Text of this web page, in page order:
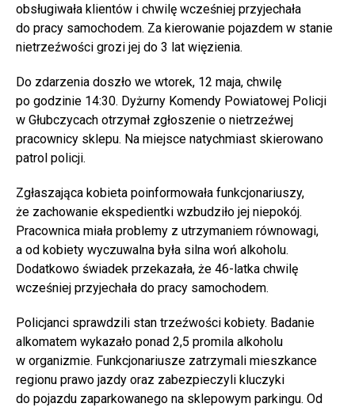
obsługiwała klientów i chwilę wcześniej przyjechała
do pracy samochodem. Za kierowanie pojazdem w stanie
nietrzeźwości grozi jej do 3 lat więzienia.
Do zdarzenia doszło we wtorek, 12 maja, chwilę
po godzinie 14:30. Dyżurny Komendy Powiatowej Policji
w Głubczycach otrzymał zgłoszenie o nietrzeźwej
pracownicy sklepu. Na miejsce natychmiast skierowano
patrol policji.
Zgłaszająca kobieta poinformowała funkcjonariuszy,
że zachowanie ekspedientki wzbudziło jej niepokój.
Pracownica miała problemy z utrzymaniem równowagi,
a od kobiety wyczuwalna była silna woń alkoholu.
Dodatkowo świadek przekazała, że 46-latka chwilę
wcześniej przyjechała do pracy samochodem.
Policjanci sprawdzili stan trzeźwości kobiety. Badanie
alkomatem wykazało ponad 2,5 promila alkoholu
w organizmie. Funkcjonariusze zatrzymali mieszkance
regionu prawo jazdy oraz zabezpieczyli kluczyki
do pojazdu zaparkowanego na sklepowym parkingu. Od